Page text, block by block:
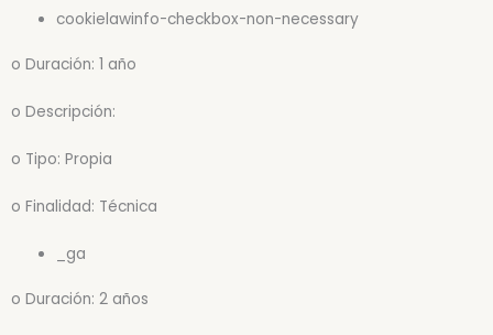
cookielawinfo-checkbox-non-necessary
o Duración: 1 año
o Descripción:
o Tipo: Propia
o Finalidad: Técnica
_ga
o Duración: 2 años